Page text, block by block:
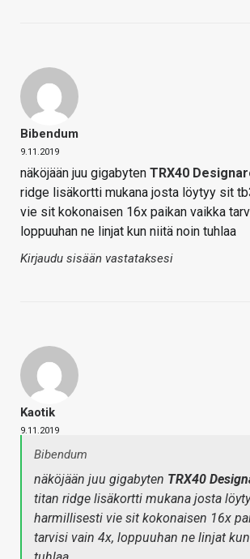
Bibendum
9.11.2019
näköjään juu gigabyten TRX40
ridge lisäkortti mukana josta löytyy sit
vie sit kokonaisen 16x paikan vaikka
loppuuhan ne linjat kun niitä noin tuhlaa
Kirjaudu sisään vastataksesi
Kaotik
9.11.2019
Bibendum
näköjään juu gigabyten TRX40
titan ridge lisäkortti mukana josta
harmillisesti vie sit kokonaisen 16x
tarvisi vain 4x, loppuuhan ne linjat